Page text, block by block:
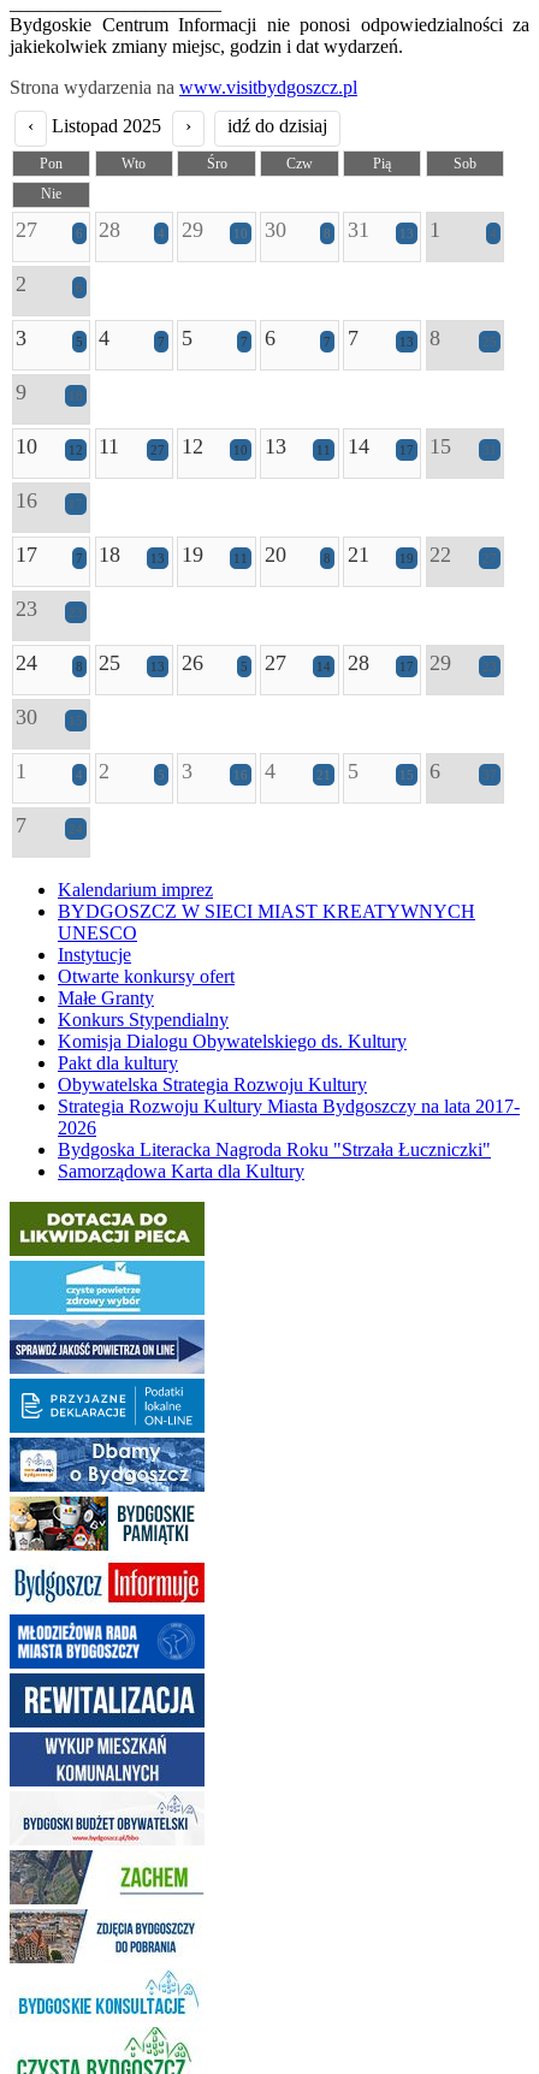
Bydgoskie Centrum Informacji nie ponosi odpowiedzialności za
jakiekolwiek zmiany miejsc, godzin i dat wydarzeń.
Strona wydarzenia na www.visitbydgoszcz.pl
‹
Listopad 2025 › idź do dzisiaj
Pon Wto Śro Czw Pią
Sob
Nie
27 6 28 4 29 10 30 8 31 13 1 4
2 6
3 5 4 7 5 7 6 7 7 13 8 25
9 18
10 12 11 27 12 10 13 11 14 17 15 31
16 17
17 7 18 13 19 11 20 8 21 19 22 27
23 23
24 8 25 13 26 5 27 14 28 17 29 23
30 15
1 4 2 5 3 16 4 21 5 15 6 37
7 24
Kalendarium imprez
BYDGOSZCZ W SIECI MIAST KREATYWNYCH
UNESCO
Instytucje
Otwarte konkursy ofert
Małe Granty
Konkurs Stypendialny
Komisja Dialogu Obywatelskiego ds. Kultury
Pakt dla kultury
Obywatelska Strategia Rozwoju Kultury
Strategia Rozwoju Kultury Miasta Bydgoszczy na lata 2017-
2026
Bydgoska Literacka Nagroda Roku "Strzała Łuczniczki"
Samorządowa Karta dla Kultury